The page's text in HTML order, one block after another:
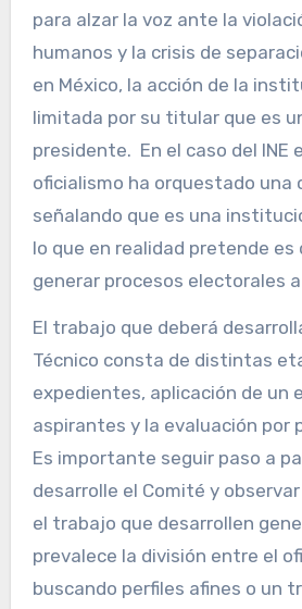
para alzar la voz ante la
humanos y la crisis de
en México, la acción de la
limitada por su titular que es
presidente. En el caso del INE
oficialismo ha orquestado una
señalando que es una
lo que en realidad pretende
generar procesos electorales
El trabajo que deberá
Técnico consta de distintas
expedientes, aplicación de un
aspirantes y la evaluación por
Es importante seguir paso a
desarrolle el Comité y
el trabajo que desarrollen
prevalece la división entre el
buscando perfiles afines o un